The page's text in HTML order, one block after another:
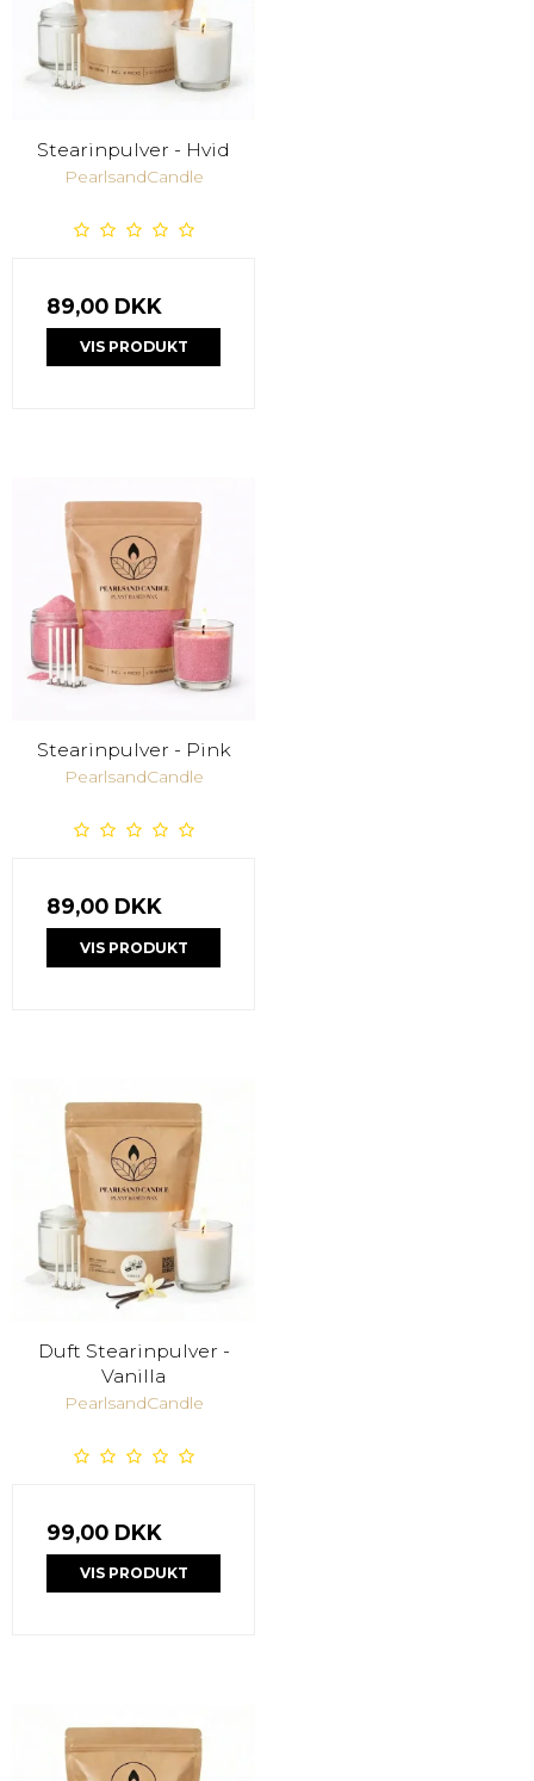
Stearinpulver - Hvid
PearlsandCandle
89,00 DKK
VIS PRODUKT
Stearinpulver - Pink
PearlsandCandle
89,00 DKK
VIS PRODUKT
Duft Stearinpulver -
Vanilla
PearlsandCandle
99,00 DKK
VIS PRODUKT